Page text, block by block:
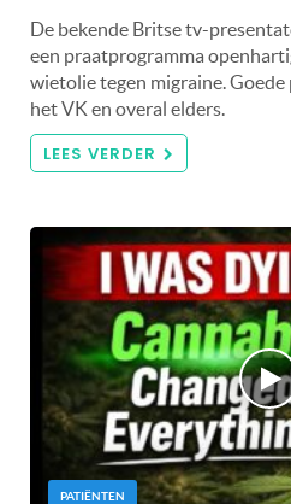
De bekende Britse tv-
een praatprogramma
wietolie tegen migraine.
het VK en overal elders.
LEES VERDER
PATIËNTEN